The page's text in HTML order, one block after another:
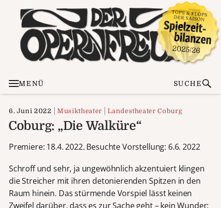
MENÜ SUCHE
6. Juni 2022 Musiktheater Landestheater Coburg
Coburg: „Die Walküre“
Premiere: 18.4. 2022. Besuchte Vorstellung: 6.6. 2022
Schroff und sehr, ja ungewöhnlich akzentuiert klingen
die Streicher mit ihren detonierenden Spitzen in den
Raum hinein. Das stürmende Vorspiel lässt keinen
Zweifel darüber, dass es zur Sache geht – kein Wunder: